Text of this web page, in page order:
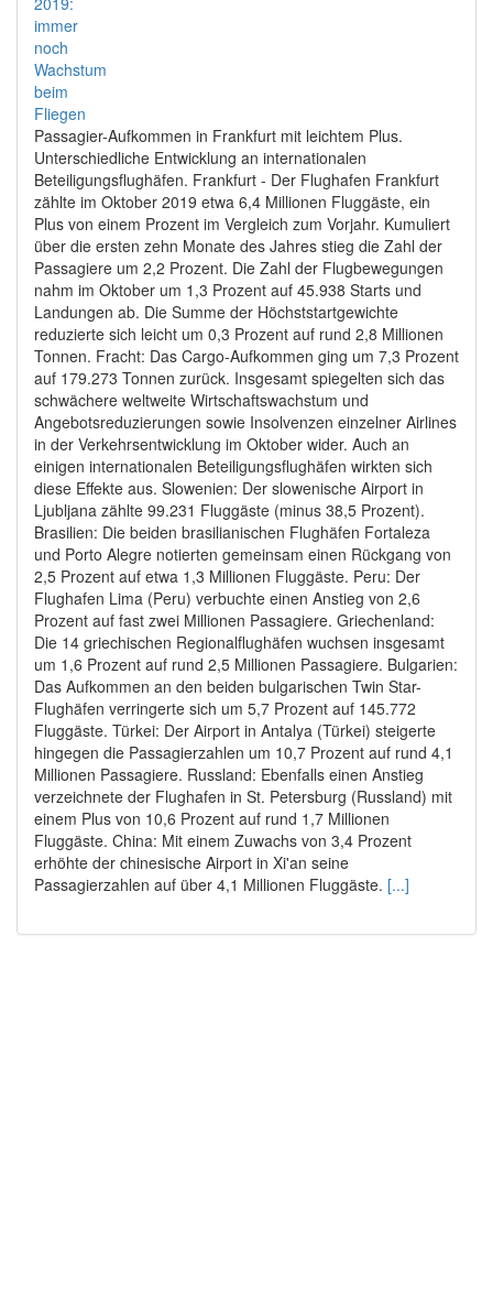
Passagier-Aufkommen in Frankfurt mit leichtem Plus.
Unterschiedliche Entwicklung an internationalen
Beteiligungsflughäfen. Frankfurt - Der Flughafen Frankfurt
zählte im Oktober 2019 etwa 6,4 Millionen Fluggäste, ein
Plus von einem Prozent im Vergleich zum Vorjahr. Kumuliert
über die ersten zehn Monate des Jahres stieg die Zahl der
Passagiere um 2,2 Prozent. Die Zahl der Flugbewegungen
nahm im Oktober um 1,3 Prozent auf 45.938 Starts und
Landungen ab. Die Summe der Höchststartgewichte
reduzierte sich leicht um 0,3 Prozent auf rund 2,8 Millionen
Tonnen. Fracht: Das Cargo-Aufkommen ging um 7,3 Prozent
auf 179.273 Tonnen zurück. Insgesamt spiegelten sich das
schwächere weltweite Wirtschaftswachstum und
Angebotsreduzierungen sowie Insolvenzen einzelner Airlines
in der Verkehrsentwicklung im Oktober wider. Auch an
einigen internationalen Beteiligungsflughäfen wirkten sich
diese Effekte aus. Slowenien: Der slowenische Airport in
Ljubljana zählte 99.231 Fluggäste (minus 38,5 Prozent).
Brasilien: Die beiden brasilianischen Flughäfen Fortaleza
und Porto Alegre notierten gemeinsam einen Rückgang von
2,5 Prozent auf etwa 1,3 Millionen Fluggäste. Peru: Der
Flughafen Lima (Peru) verbuchte einen Anstieg von 2,6
Prozent auf fast zwei Millionen Passagiere. Griechenland:
Die 14 griechischen Regionalflughäfen wuchsen insgesamt
um 1,6 Prozent auf rund 2,5 Millionen Passagiere. Bulgarien:
Das Aufkommen an den beiden bulgarischen Twin Star-
Flughäfen verringerte sich um 5,7 Prozent auf 145.772
Fluggäste. Türkei: Der Airport in Antalya (Türkei) steigerte
hingegen die Passagierzahlen um 10,7 Prozent auf rund 4,1
Millionen Passagiere. Russland: Ebenfalls einen Anstieg
verzeichnete der Flughafen in St. Petersburg (Russland) mit
einem Plus von 10,6 Prozent auf rund 1,7 Millionen
Fluggäste. China: Mit einem Zuwachs von 3,4 Prozent
erhöhte der chinesische Airport in Xi'an seine
Passagierzahlen auf über 4,1 Millionen Fluggäste. [...]